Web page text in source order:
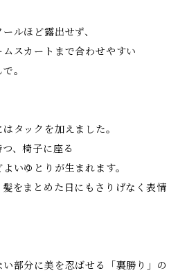
ルほど露出せず、
スカートまで合わせやすい
。
タックを加えました。
、椅子に座る
いゆとりが生まれます。
をまとめた日にもさりげなく表情
部分に美を忍ばせる「裏勝り」の